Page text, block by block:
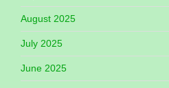
August 2025
July 2025
June 2025